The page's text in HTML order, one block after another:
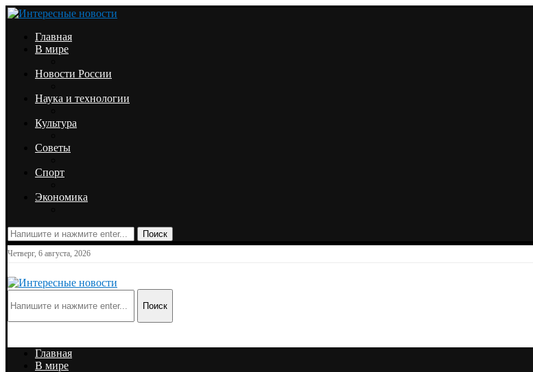
Главная
В мире
Новости России
Наука и технологии
Культура
Советы
Спорт
Экономика
Поиск
Четверг, 6 августа, 2026
Поиск
Главная
В мире